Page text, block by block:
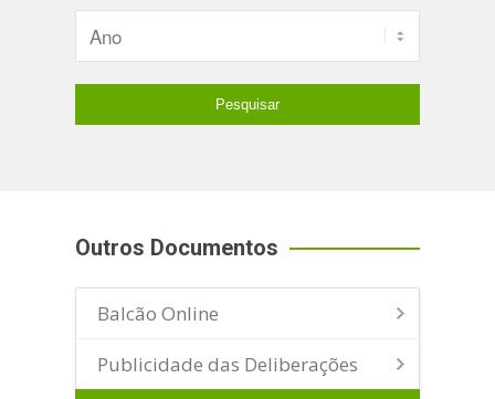
Outros Documentos
Balcão Online
Publicidade das Deliberações